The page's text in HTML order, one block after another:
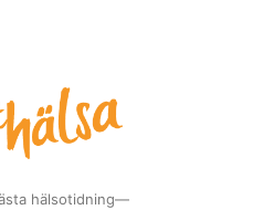
hälsotidning—